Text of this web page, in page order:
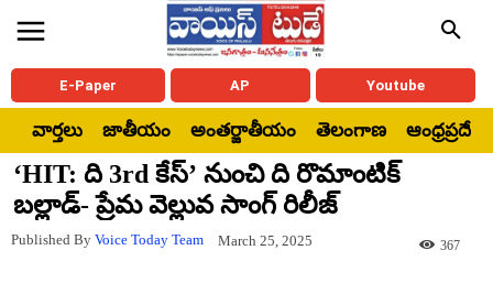
E-Paper AP Youtube
వార్తలు జాతీయం అంతర్జాతీయం తెలంగాణ ఆంధ్రప్రదేశ్
‘HIT: ది 3rd కేస్’ నుంచి ది రొమాంటిక్
బల్లాడ్- ప్రేమ వెల్లువ సాంగ్ రిలీజ్
Published By Voice Today Team March 25, 2025 367